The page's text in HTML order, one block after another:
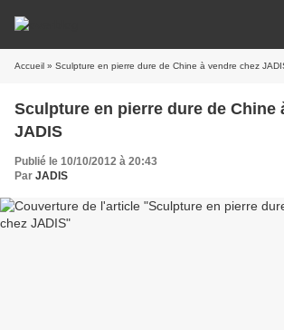
Accueil » Sculpture en pierre dure de Chine à vendre chez
Sculpture en pierre dure de Chine
JADIS
Publié le 10/10/2012 à 20:43
Par JADIS